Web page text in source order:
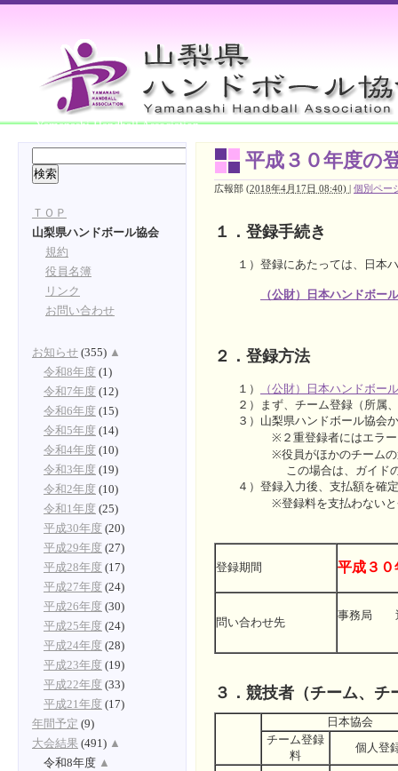
Yamanashi Handball Association
平成３０年度の
広報部 (2018年4月17日 08:40) | 個別ペー
１．登録手続き
１）登録にあたっては、日本ハ
（公財）日本ハンドボー
２．登録方法
１）
（公財）日本ハンドボー
２）まず、チーム登録（所属、
３）山梨県ハンドボール協会か
※２重登録者にはエラーメ
※役員がほかのチームの選手
この場合は、ガイドの登録
４）登録入力後、支払額を確定
※登録料を支払わないと登
登録期間 平成３０
問い合わせ先
事務
３．競技者（チーム、
日本協会
チーム登録
料
個人登
ＴＯＰ
山梨県ハンドボール協会
規約
役員名簿
リンク
お問い合わせ
お知らせ (355) ▲
令和8年度 (1)
令和7年度 (12)
令和6年度 (15)
令和5年度 (14)
令和4年度 (10)
令和3年度 (19)
令和2年度 (10)
令和1年度 (25)
平成30年度 (20)
平成29年度 (27)
平成28年度 (17)
平成27年度 (24)
平成26年度 (30)
平成25年度 (24)
平成24年度 (28)
平成23年度 (19)
平成22年度 (33)
平成21年度 (17)
年間予定 (9)
大会結果 (491) ▲
令和8年度 ▲